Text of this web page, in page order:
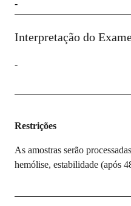
-
Interpretação do
-
Restrições
As amostras serão
hemólise, estabilidade (após